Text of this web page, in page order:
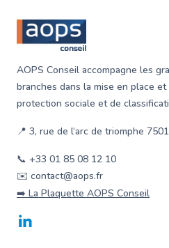
AOPS Conseil accompagne les
branches dans la mise en place
protection sociale et de
📍 3, rue de l‘arc de triomphe
📞 +33 01 85 08 12 10
✉️ contact@aops.fr
➡️ La Plaquette AOPS Conseil
LinkedIn